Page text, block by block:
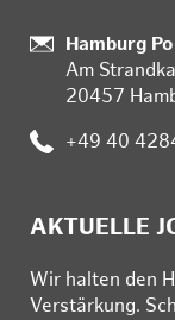
Standort:
Hamburg
Am
20457
Telefon:
+49 40
AKTUELLE
Wir hal­ten den
Ver­stär­kung.